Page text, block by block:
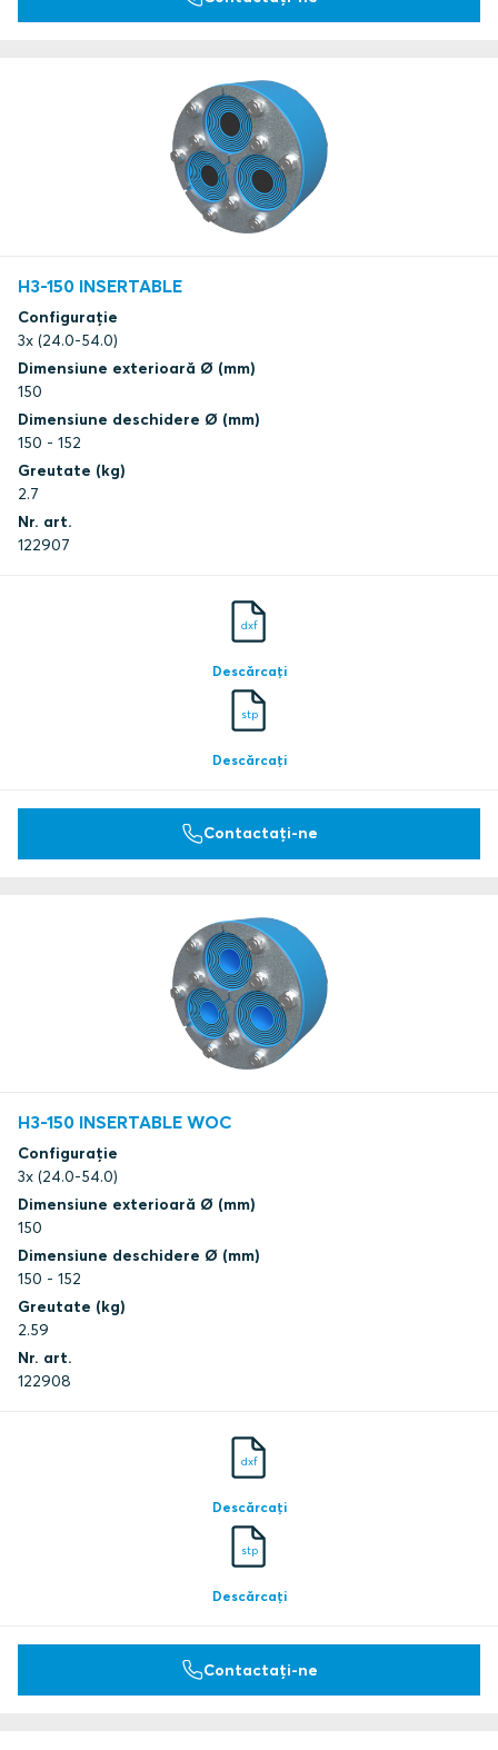
H3-150 INSERTABLE
Configurație
3x (24.0-54.0)
Dimensiune exterioară Ø (mm)
150
Dimensiune deschidere Ø (mm)
150 - 152
Greutate (kg)
2.7
Nr. art.
122907
dxf
Descărcați
stp
Descărcați
Contactați-ne
H3-150 INSERTABLE WOC
Configurație
3x (24.0-54.0)
Dimensiune exterioară Ø (mm)
150
Dimensiune deschidere Ø (mm)
150 - 152
Greutate (kg)
2.59
Nr. art.
122908
dxf
Descărcați
stp
Descărcați
Contactați-ne